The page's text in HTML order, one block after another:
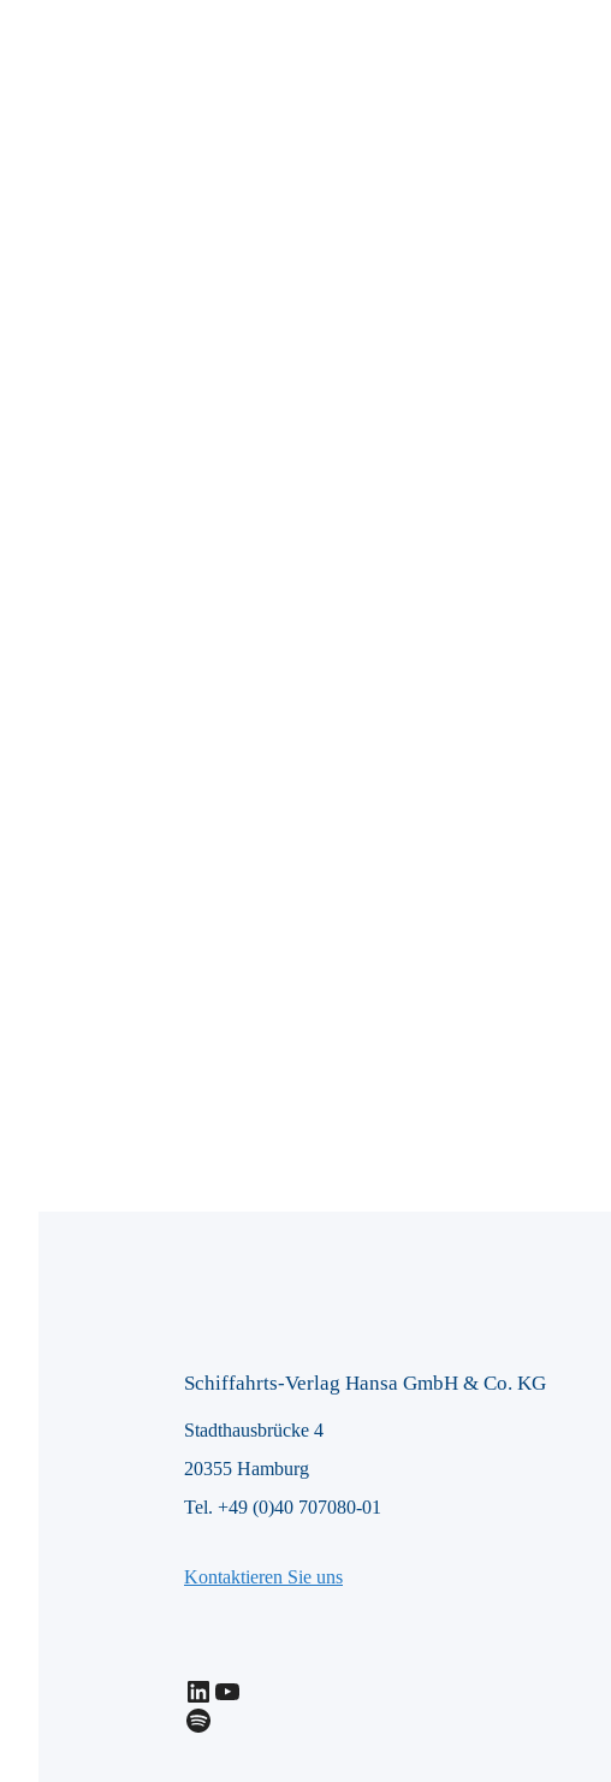
Schiffahrts-Verlag Hansa GmbH & Co. KG
Stadthausbrücke 4
20355 Hamburg
Tel. +49 (0)40 707080-01
Kontaktieren Sie uns
LinkedIn
YouTube
Spotify